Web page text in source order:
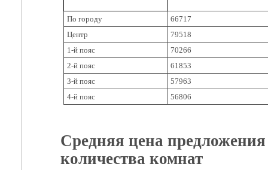
По городу
66717
Центр
79518
1-й пояс
70266
2-й пояс
61853
3-й пояс
57963
4-й пояс
56806
Средняя цена
количества комнат